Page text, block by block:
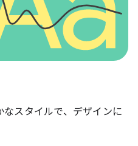
スタイルで、デザインに